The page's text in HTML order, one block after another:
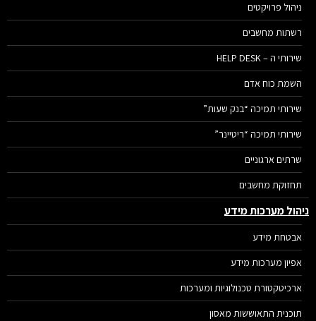
ניהול פרויקטים
רשתות מחשבים
שירותי ה – HELP DESK
השמת כוח אדם
שירותי תמיכה “בנק שעות”
שירותי תמיכה “ריטיינר”
שרתים ארגוניים
תחזוקת מחשבים
מערכות מידע
אבטחת מידע
אפיון מערכות מידע
ארכיטקטורת טכנולוגיות ומערכות
תוכנית התאוששות מאסון